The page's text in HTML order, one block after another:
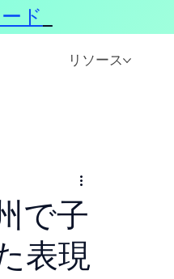
リソース
で子
表現
ド